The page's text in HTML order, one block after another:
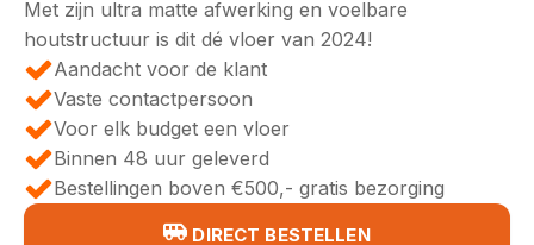
prijs
was:
€51,95.
prijs
is:
€47,95.
Met zijn ultra matte afwerking en voelbare
houtstructuur is dit dé vloer van 2024!
Aandacht voor de klant
Vaste contactpersoon
Voor elk budget een vloer
Binnen 48 uur geleverd
Bestellingen boven €500,- gratis bezorging
DIRECT BESTELLEN